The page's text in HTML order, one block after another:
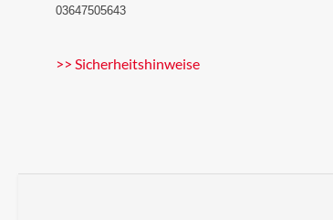
03647505643
>> Sicherheitshinweise